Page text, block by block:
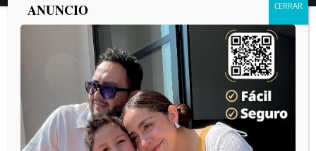
Sheinbaum responde ante posibles
aumentos arancelarios: Redireccion de
la producción.
MEXICO COMUNICA 2025-02-25
ANUNCIO